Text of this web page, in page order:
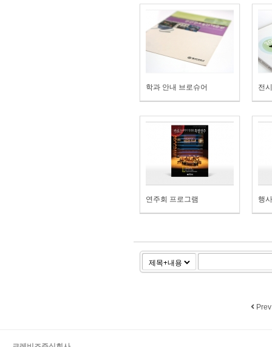
학과 안내 브로슈어 전
연주회 프로그램 행
Prev